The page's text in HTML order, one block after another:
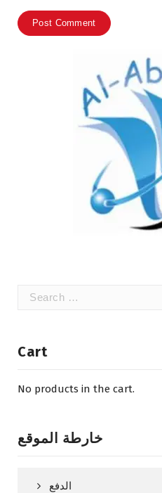
Search
Cart
No products in the cart.
خارطة الموقع
الدفع